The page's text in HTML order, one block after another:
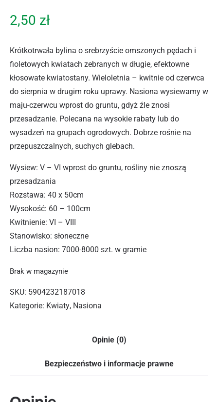
2,50 zł
Krótkotrwała bylina o srebrzyście omszonych pędach i
fioletowych kwiatach zebranych w długie, efektowne
kłosowate kwiatostany. Wieloletnia – kwitnie od czerwca
do sierpnia w drugim roku uprawy. Nasiona wysiewamy w
maju-czerwcu wprost do gruntu, gdyż źle znosi
przesadzanie. Polecana na wysokie rabaty lub do
wysadzeń na grupach ogrodowych. Dobrze rośnie na
przepuszczalnych, suchych glebach.
Wysiew: V – VI wprost do gruntu, rośliny nie znoszą
przesadzania
Rozstawa: 40 x 50cm
Wysokość: 60 – 100cm
Kwitnienie: VI – VIII
Stanowisko: słoneczne
Liczba nasion: 7000-8000 szt. w gramie
Brak w magazynie
SKU: 5904232187018
Kategorie: Kwiaty, Nasiona
Opinie (0)
Bezpieczeństwo i informacje prawne